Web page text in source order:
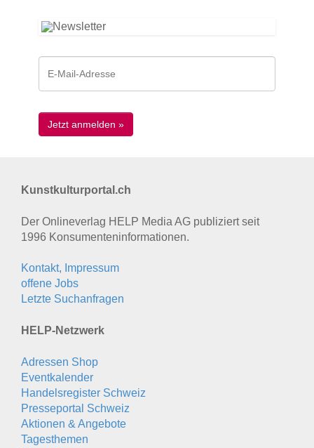
Kunstkulturportal.ch
Der Onlineverlag HELP Media AG publiziert seit
1996 Konsumenten­informationen.
Kontakt, Impressum
offene Jobs
Letzte Suchanfragen
HELP-Netzwerk
Adressen Shop
Eventkalender
Handelsregister Schweiz
Presseportal Schweiz
Aktionen & Angebote
Tagesthemen